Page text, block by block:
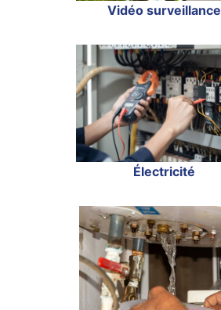
Vidéo surveillance
Électricité